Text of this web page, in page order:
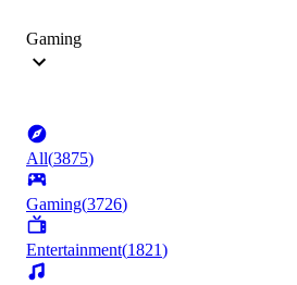
Gaming
All(3875)
Gaming(3726)
Entertainment(1821)